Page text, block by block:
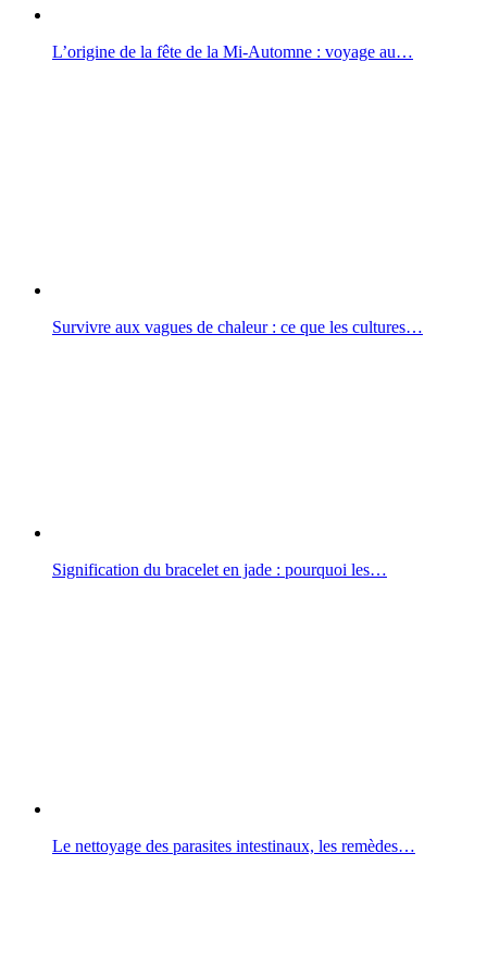
L’origine de la fête de la Mi-Automne : voyage au…
Survivre aux vagues de chaleur : ce que les cultures…
Signification du bracelet en jade : pourquoi les…
Le nettoyage des parasites intestinaux, les remèdes…